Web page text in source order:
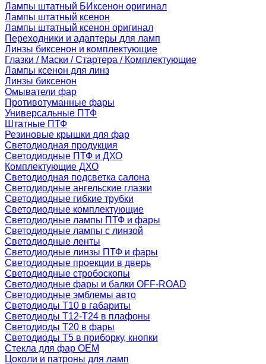
Лампы штатный БИксенон оригинал
Лампы штатный ксенон
Лампы штатный ксенон оригинал
Переходники и адаптеры для ламп
Линзы биксенон и комплектующие
Глазки / Маски / Стартера / Комплектующие
Лампы ксенон для линз
Линзы биксенон
Омыватели фар
Противотуманные фары
Универсальные ПТФ
Штатные ПТФ
Резиновые крышки для фар
Светодиодная продукция
Светодиодные ПТФ и ДХО
Комплектующие ДХО
Светодиодная подсветка салона
Светодиодные ангельские глазки
Светодиодные гибкие трубки
Светодиодные комплектующие
Светодиодные лампы ПТФ и фары
Светодиодные лампы с линзой
Светодиодные ленты
Светодиодные линзы ПТФ и фары
Светодиодные проекции в дверь
Светодиодные стробоскопы
Светодиодные фары и балки OFF-ROAD
Светодиодные эмблемы авто
Светодиоды T10 в габариты
Светодиоды T12-T24 в плафоны
Светодиоды T20 в фары
Светодиоды T5 в приборку, кнопки
Стекла для фар OEM
Цоколи и патроны для ламп